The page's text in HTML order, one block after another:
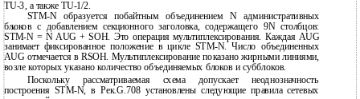
TU-3, а также TU-1/2.
STM-N образуется побайтным объединением N административных
блоков с добавлением секционного заголовка, содержащего 9N столбцов:
STM-N = N AUG + SOH. Это операция мультиплексирования. Каждая AUG
занимает фиксированное положение в цикле STM-N. Число объединенных
AUG отмечается в RSOH. Мультиплексирование показано жирными линиями,
возле которых указано количество объединяемых блоков и субблоков.
Поскольку рассматриваемая схема допускает неоднозначность
построения STM-N, в Рек.G.708 установлены следующие правила сетевых